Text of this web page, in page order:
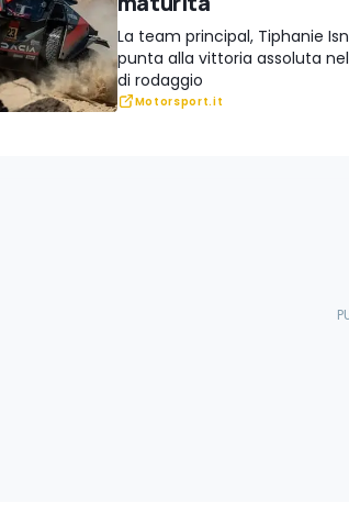
La team principal, Tiphanie
punta alla vittoria assoluta
di rodaggio
Motorsport.it